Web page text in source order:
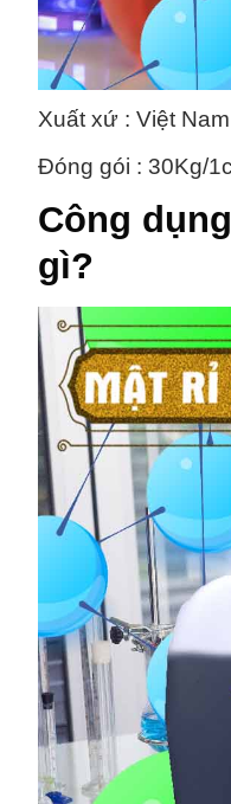
Xuất xứ : Việt Nam
Đóng gói : 30Kg/
Công
gì?